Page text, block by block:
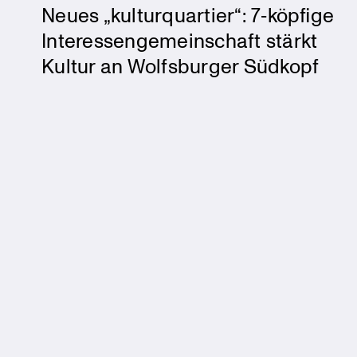
Neues „kulturquartier“: 7‑köpfige
Interessengemeinschaft stärkt
Kultur an Wolfsburger Südkopf